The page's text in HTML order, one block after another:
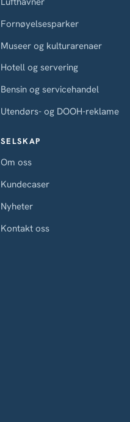
Fornøyelsesparker
Museer og kulturarenaer
Hotell og servering
Bensin og servicehandel
Utendørs- og DOOH-reklame
SELSKAP
Om oss
Kundecaser
Nyheter
Kontakt oss